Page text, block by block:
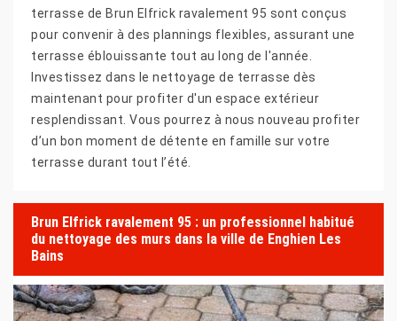
terrasse de Brun Elfrick ravalement 95 sont conçus
pour convenir à des plannings flexibles, assurant une
terrasse éblouissante tout au long de l'année.
Investissez dans le nettoyage de terrasse dès
maintenant pour profiter d'un espace extérieur
resplendissant. Vous pourrez à nous nouveau profiter
d’un bon moment de détente en famille sur votre
terrasse durant tout l’été.
Brun Elfrick ravalement 95 : un professionnel habitué
du nettoyage des murs dans la ville de Enghien Les
Bains